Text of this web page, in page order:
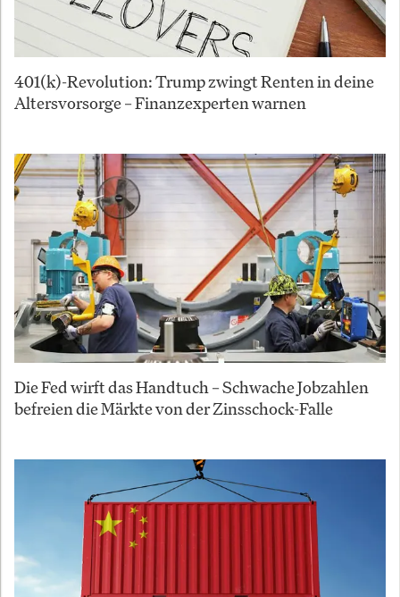
401(k)-Revolution: Trump zwingt Renten in deine
Altersvorsorge – Finanzexperten warnen
Die Fed wirft das Handtuch – Schwache Jobzahlen
befreien die Märkte von der Zinsschock-Falle